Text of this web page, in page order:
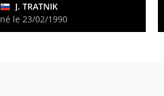
J. TRATNIK
né le 23/02/1990